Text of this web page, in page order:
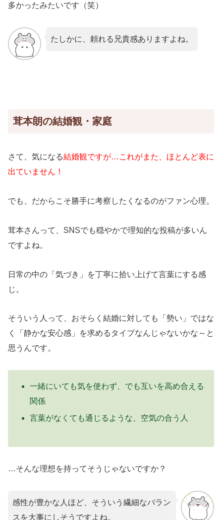
多かったみたいです（笑）
たしかに、頼れる兄貴感ありますよね。
茸本朗の結婚観・家庭
さて、気になる結婚観ですが…これがまた、ほとんど表に
出ていません！
でも、だからこそ勝手に考察したくなるのがファン心理。
茸本さんって、SNSでも穏やかで理知的な投稿が多いん
ですよね。
日常の中の「気づき」を丁寧に拾い上げて言葉にする感
じ。
そういう人って、おそらく結婚に対しても「勢い」ではな
く「静かな安心感」を求めるタイプなんじゃないかな～と
思うんです。
一緒にいても気を使わず、でも互いを高め合える
関係
言葉がなくても通じるような、空気の合う人
…そんな理想を持ってそうじゃないですか？
感性が豊かな人ほど、そういう繊細なバラン
スを大事にしそうですよね。